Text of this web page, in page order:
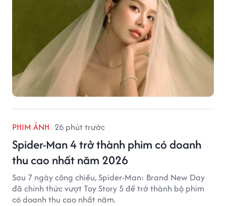
PHIM ẢNH 26 phút trước
Spider-Man 4 trở thành phim có doanh
thu cao nhất năm 2026
Sau 7 ngày công chiếu, Spider-Man: Brand New Day
đã chính thức vượt Toy Story 5 để trở thành bộ phim
có doanh thu cao nhất năm.